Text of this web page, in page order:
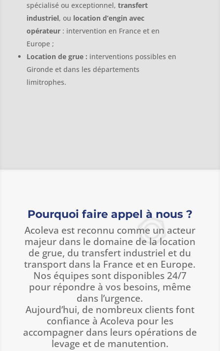
spécialisé ou exceptionnel, transfert
industriel, ou location d’engin avec
opérateur : intervention en France et en
Europe ;
Location de grue : interventions possibles en
Gironde et dans les départements
limitrophes.
Pourquoi faire appel à nous ?
Acoleva est reconnu comme un acteur
majeur dans le domaine de la location
de grue, du transfert industriel et du
transport dans la France et en Europe.
Nos équipes sont disponibles 24/7
pour répondre à vos besoins, même
dans l’urgence.
Aujourd’hui, de nombreux clients font
confiance à Acoleva pour les
accompagner dans leurs opérations de
levage et de manutention.